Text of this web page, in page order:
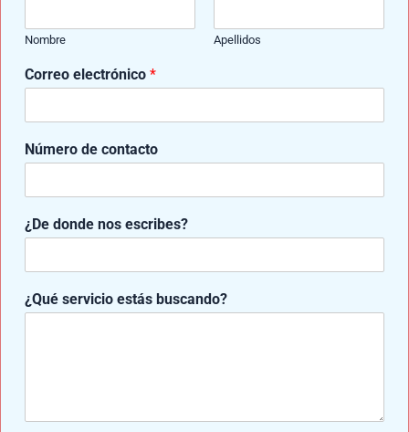
ANTERIOR
Nombre Apellidos
Correo electrónico *
Número de contacto
¿De donde nos escribes?
o
o
¿Qué servicio estás buscando?